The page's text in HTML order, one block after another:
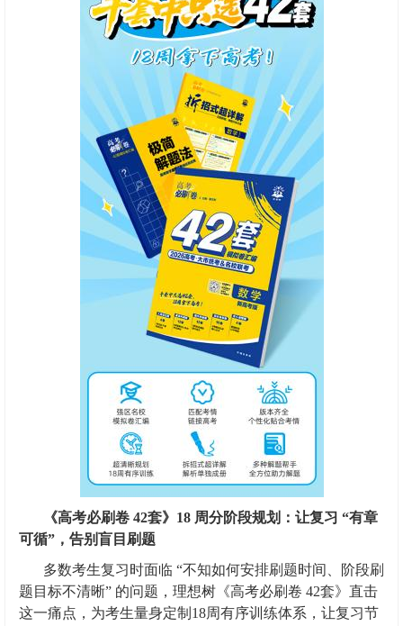
《高考必刷卷 42套》18 周分阶段规划：让复习 “有章
可循”，告别盲目刷题
多数考生复习时面临 “不知如何安排刷题时间、阶段刷
题目标不清晰” 的问题，理想树《高考必刷卷 42套》直击
这一痛点，为考生量身定制18周有序训练体系，让复习节